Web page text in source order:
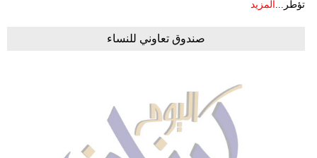
تؤطر...
المزيد
صندوق تعاوني للنساء